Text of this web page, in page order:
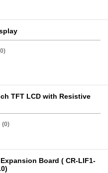
TFT LCD with Resistive
(0)
Board ( CR-LIF1-